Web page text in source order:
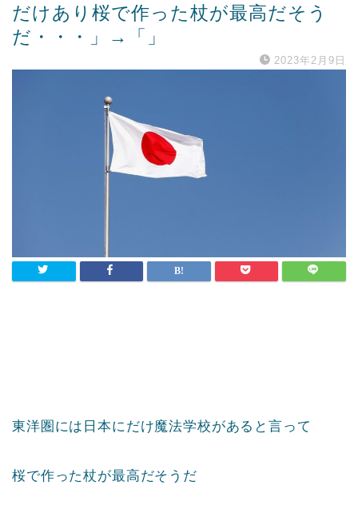
だけあり桜で作った杖が最高だそう
だ・・・」→「」
2023年2月9日
東洋圏には日本にだけ魔法学校があると言って
桜で作った杖が最高だそうだ